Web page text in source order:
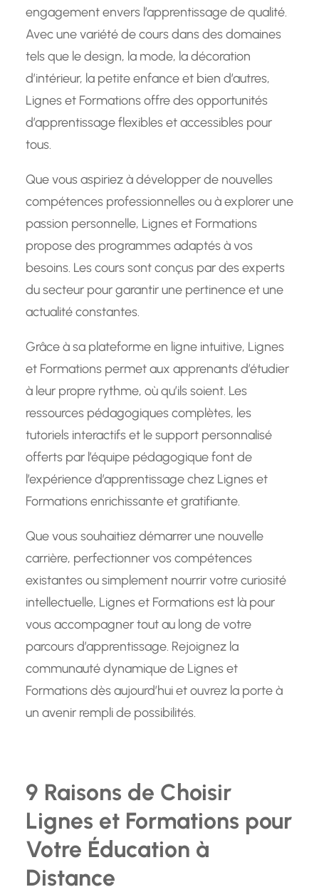
engagement envers l’apprentissage de qualité.
Avec une variété de cours dans des domaines
tels que le design, la mode, la décoration
d’intérieur, la petite enfance et bien d’autres,
Lignes et Formations offre des opportunités
d’apprentissage flexibles et accessibles pour
tous.
Que vous aspiriez à développer de nouvelles
compétences professionnelles ou à explorer une
passion personnelle, Lignes et Formations
propose des programmes adaptés à vos
besoins. Les cours sont conçus par des experts
du secteur pour garantir une pertinence et une
actualité constantes.
Grâce à sa plateforme en ligne intuitive, Lignes
et Formations permet aux apprenants d’étudier
à leur propre rythme, où qu’ils soient. Les
ressources pédagogiques complètes, les
tutoriels interactifs et le support personnalisé
offerts par l’équipe pédagogique font de
l’expérience d’apprentissage chez Lignes et
Formations enrichissante et gratifiante.
Que vous souhaitiez démarrer une nouvelle
carrière, perfectionner vos compétences
existantes ou simplement nourrir votre curiosité
intellectuelle, Lignes et Formations est là pour
vous accompagner tout au long de votre
parcours d’apprentissage. Rejoignez la
communauté dynamique de Lignes et
Formations dès aujourd’hui et ouvrez la porte à
un avenir rempli de possibilités.
9 Raisons de Choisir
Lignes et Formations pour
Votre Éducation à
Distance